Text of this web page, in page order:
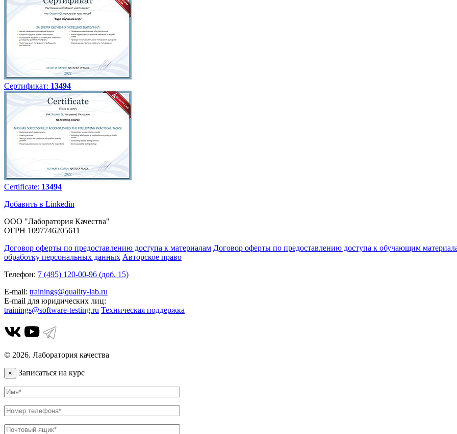
Сертификат: 13494
Certificate: 13494
Добавить в Linkedin
ООО "Лаборатория Качества"
ОГРН 1097746205611
Договор оферты по предоставлению доступа к материалам Договор оферты по предоставлению доступа к обучающим
обработку персональных данных Авторское право
Телефон: 7 (495) 120-00-96 (доб. 15)
E-mail: trainings@quality-lab.ru
E-mail для юридических лиц:
trainings@software-testing.ru Техническая поддержка
© 2026. Лаборатория качества
× Записаться на курс